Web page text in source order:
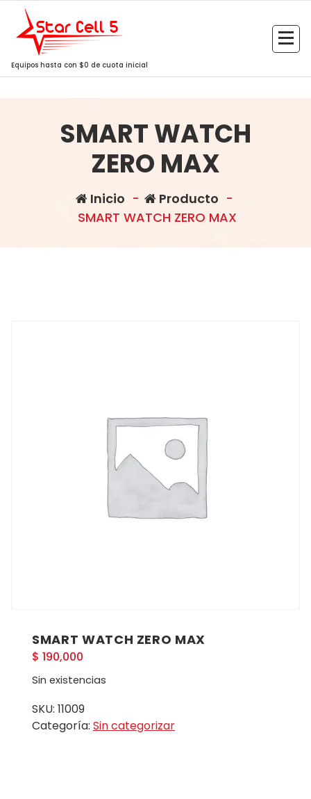
Saltar
contenido
Equipos hasta con $0 de cuota inicial
SMART WATCH
ZERO MAX
Inicio - Producto -
SMART WATCH ZERO MAX
SMART WATCH ZERO MAX
$ 190,000
Sin existencias
SKU: 11009
Categoría: Sin categorizar